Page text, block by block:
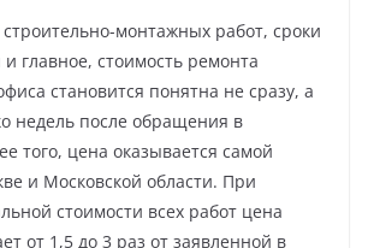
монтажных работ, сроки
главное, стоимость ремонта
становится понятна не сразу, а
недель после обращения в
того, цена оказывается самой
и Московской области. При
стоимости всех работ цена
от 1,5 до 3 раз от заявленной в